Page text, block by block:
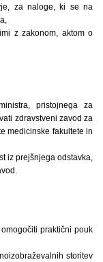
za naloge, ki se na
z zakonom, aktom o
pristojnega za
zdravstveni zavod za
medicinske fakultete in
iz prejšnjega odstavka,
praktični pouk
storitev